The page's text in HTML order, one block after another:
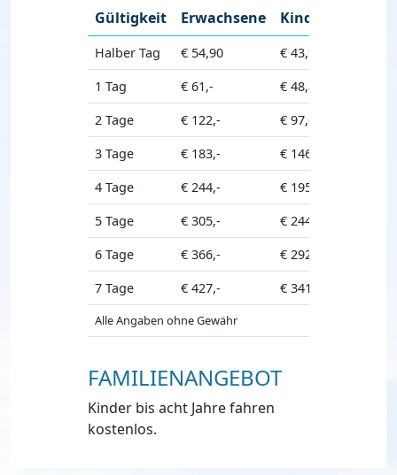
Gültigkeit
Erwachsene Kinder
Halber Tag € 54,90
€ 43,90
1 Tag
€ 61,-
€ 48,80
2 Tage
€ 122,-
€ 97,60
3 Tage
€ 183,-
€ 146,40
4 Tage
€ 244,-
€ 195,20
5 Tage
€ 305,-
€ 244,-
6 Tage
€ 366,-
€ 292,80
7 Tage
€ 427,- € 341,60
Alle Angaben ohne Gewähr
FAMILIENANGEBOT
Kinder bis acht Jahre fahren
kostenlos.